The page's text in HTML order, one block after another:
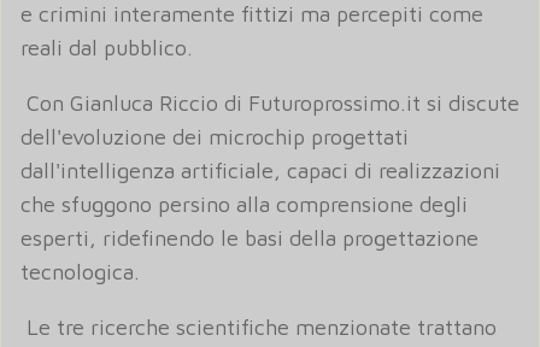
e crimini interamente fittizi ma percepiti come
reali dal pubblico.
Con Gianluca Riccio di Futuroprossimo.it si discute
dell'evoluzione dei microchip progettati
dall'intelligenza artificiale, capaci di realizzazioni
che sfuggono persino alla comprensione degli
esperti, ridefinendo le basi della progettazione
tecnologica.
Le tre ricerche scientifiche menzionate trattano